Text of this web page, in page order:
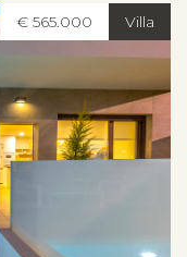
Villa
€ 565.000